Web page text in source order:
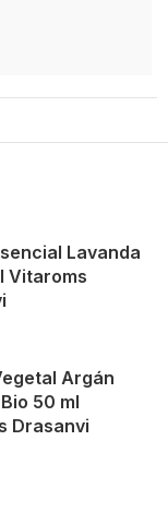
Lavanda
Vitaroms
Argán
50 ml
Drasanvi